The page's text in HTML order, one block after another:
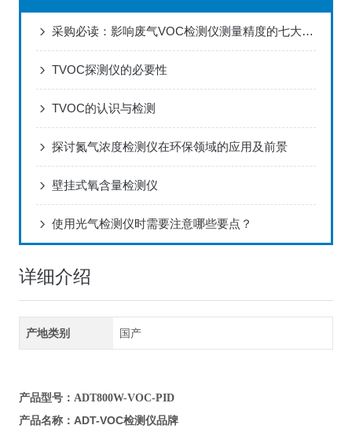
采购必读：影响废气VOC检测仪测量精度的七大关键因素
TVOC探测仪的必要性
TVOC的认识与检测
探讨氮气浓度检测仪在环保领域的应用及前景
壁挂式氧含量检测仪
使用光气检测仪时需要注意哪些要点？
详细介绍
产地类别 国产
产品型号：ADT800W-VOC-PID
产品名称： ADT-VOC检测仪品牌